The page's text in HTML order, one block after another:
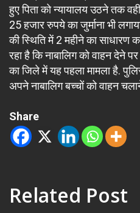
हुए पिता को न्यायालय उठने तक
25 हजार रुपये का जुर्माना भी
की स्थिति में 2 महीने का साधारण
रहा है कि नाबालिग को वाहन देने
का जिले में यह पहला मामला है.
अपने नाबालिग बच्चों को वाहन
Share
Related Post